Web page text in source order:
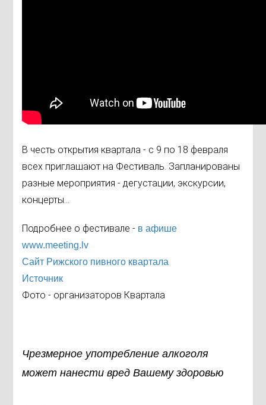
В честь открытия квартала - с 9 по 18 февраля
всех приглашают на Фестиваль. Запланированы
разные мероприятия - дегустации, экскурсии,
концерты...
Подробнее о фестивале - в афише
www.meeting.lv
Сайт Рижского пивного квартала
Источник
Фото - организаторов Квартала
Чрезмерное употребление алкоголя
может нанести вред Вашему здоровью